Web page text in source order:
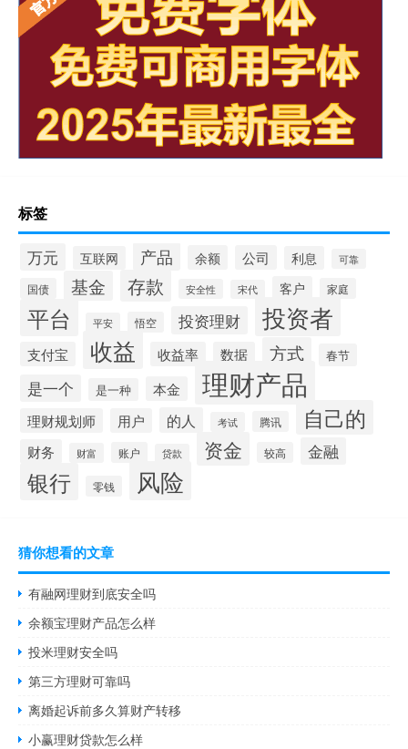
标签
万元 互联网 产品 余额 公司 利息 可靠
国债 基金 存款 安全性 宋代 客户 家庭
平台 平安 悟空 投资理财 投资者
支付宝 收益 收益率 数据 方式 春节
是一个 是一种 本金 理财产品
理财规划师 用户 的人 考试 腾讯 自己的
财务 财富 账户 贷款 资金 较高 金融
银行 零钱 风险
猜你想看的文章
有融网理财到底安全吗
余额宝理财产品怎么样
投米理财安全吗
第三方理财可靠吗
离婚起诉前多久算财产转移
小赢理财贷款怎么样